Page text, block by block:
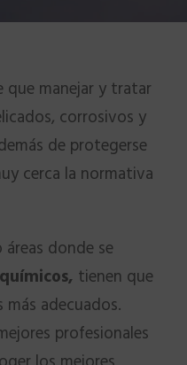
que manejar y tratar
corrosivos y
de protegerse
cerca la normativa
áreas donde se
tienen que
adecuados.
profesionales